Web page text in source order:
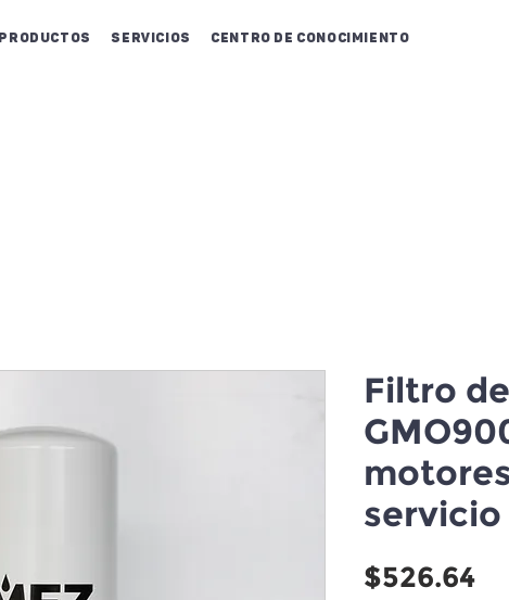
Productos Servicios
Centro de conocimiento
Filtro
servicio
$526.64